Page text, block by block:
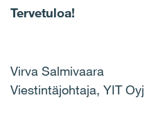
Tervetuloa!
Virva Salmivaara
Viestintäjohtaja, YIT Oyj